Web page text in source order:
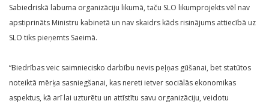
Sabiedriskā labuma organizāciju likumā, taču SLO likumprojekts vēl nav
apstiprināts Ministru kabinetā un nav skaidrs kāds risinājums attiecībā uz
SLO tiks pieņemts Saeimā.
“Biedrības veic saimniecisko darbību nevis peļņas gūšanai, bet statūtos
noteiktā mērķa sasniegšanai, kas nereti ietver sociālās ekonomikas
aspektus, kā arī lai uzturētu un attīstītu savu organizāciju, veidotu